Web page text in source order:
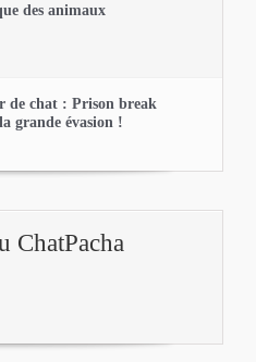
des animaux
de chat : Prison break
grande évasion !
ChatPacha